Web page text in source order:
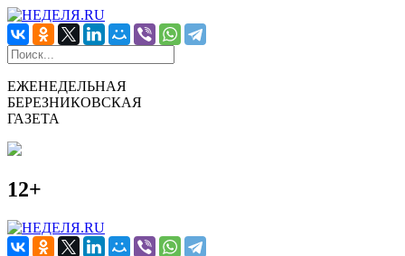
ЕЖЕНЕДЕЛЬНАЯ
БЕРЕЗНИКОВСКАЯ
ГАЗЕТА
12+